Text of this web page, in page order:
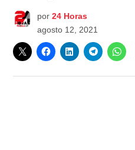
por 24 Horas
agosto 12, 2021